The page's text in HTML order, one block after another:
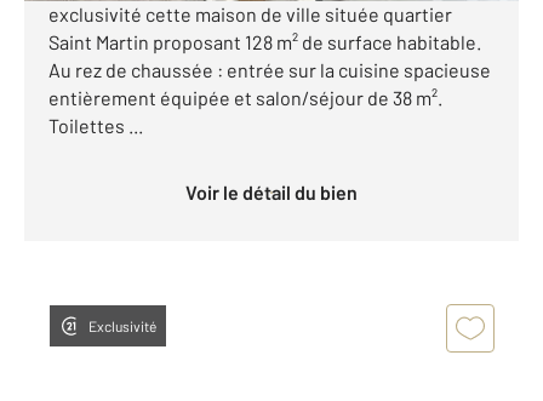
exclusivité cette maison de ville située quartier
Saint Martin proposant 128 m² de surface habitable.
Au rez de chaussée : entrée sur la cuisine spacieuse
entièrement équipée et salon/séjour de 38 m².
Toilettes ...
Voir le détail du bien
Exclusivité